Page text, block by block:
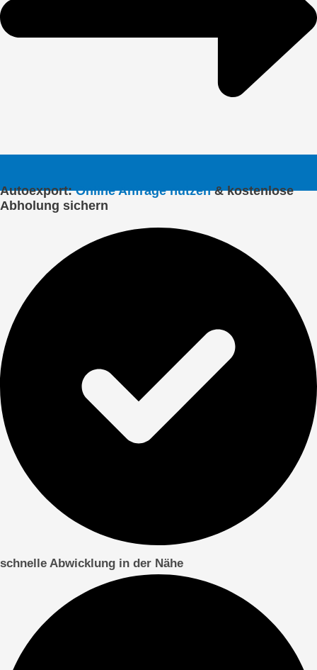
Autoexport:Online Anfrage nutzen& kostenlose
Abholung sichern
schnelle Abwicklung in der Nähe